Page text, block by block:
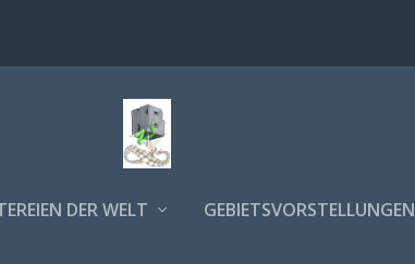
DER WELT GEBIETSVORSTELLUNGEN